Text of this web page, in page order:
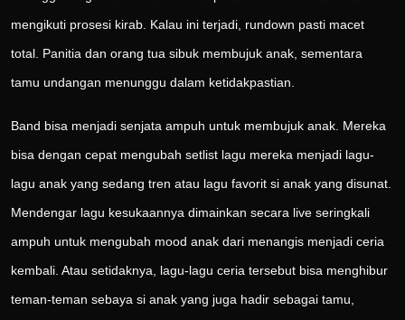
mengikuti prosesi kirab. Kalau ini terjadi, rundown pasti macet
total. Panitia dan orang tua sibuk membujuk anak, sementara
tamu undangan menunggu dalam ketidakpastian.
Band bisa menjadi senjata ampuh untuk membujuk anak. Mereka
bisa dengan cepat mengubah setlist lagu mereka menjadi lagu-
lagu anak yang sedang tren atau lagu favorit si anak yang disunat.
Mendengar lagu kesukaannya dimainkan secara live seringkali
ampuh untuk mengubah mood anak dari menangis menjadi ceria
kembali. Atau setidaknya, lagu-lagu ceria tersebut bisa menghibur
teman-teman sebaya si anak yang juga hadir sebagai tamu,